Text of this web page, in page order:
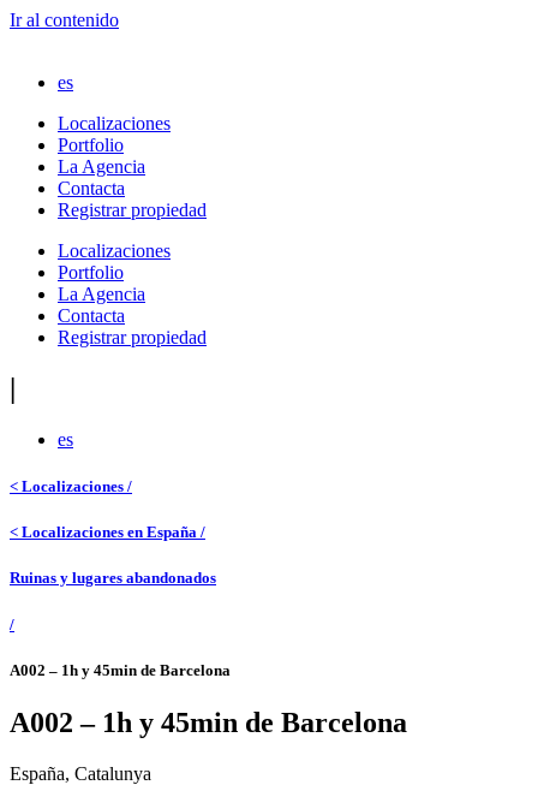
Ir al contenido
es
Localizaciones
Portfolio
La Agencia
Contacta
Registrar propiedad
Localizaciones
Portfolio
La Agencia
Contacta
Registrar propiedad
|
es
< Localizaciones /
< Localizaciones en España /
Ruinas y lugares abandonados
/
A002 – 1h y 45min de Barcelona
A002 – 1h y 45min de Barcelona
España, Catalunya